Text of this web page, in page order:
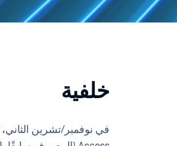
خلفية
في نوفمبر/تشرين الثاني،